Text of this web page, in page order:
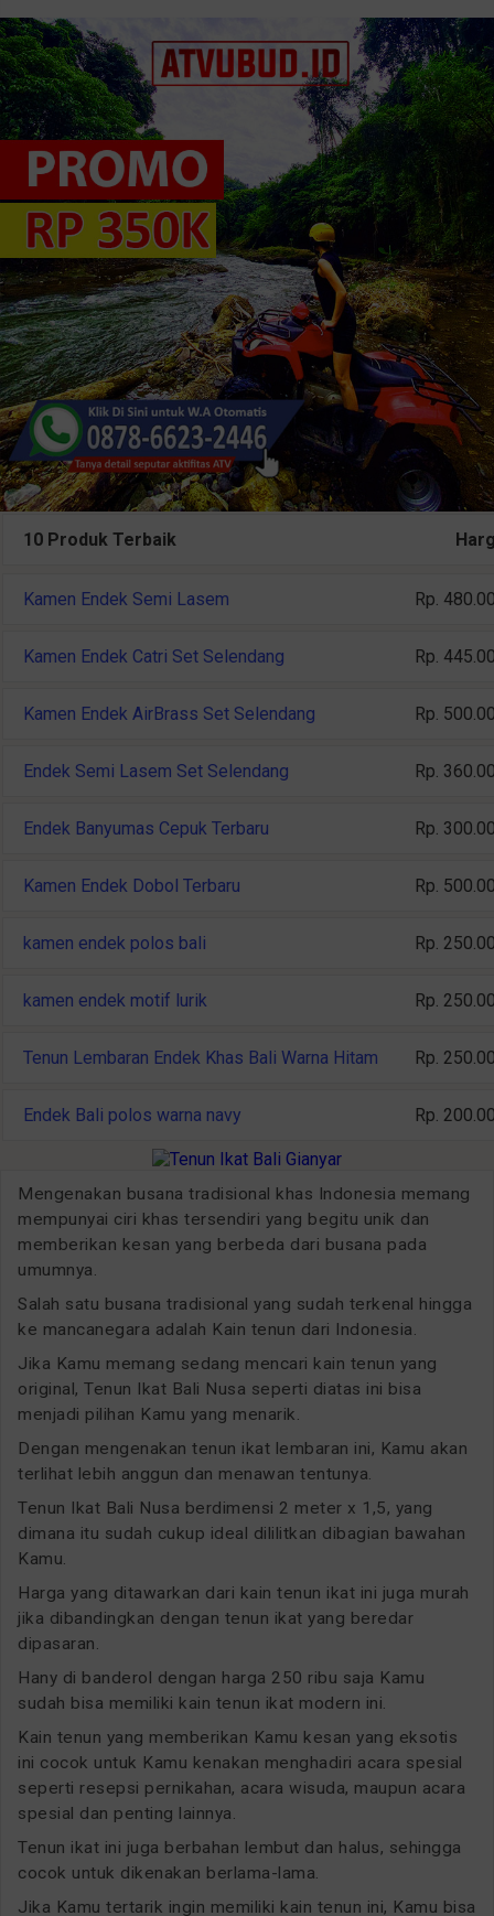
10 Produk Terbaik
Kamen Endek Semi Lasem Rp.
Kamen Endek Catri Set Selendang Rp.
Kamen Endek AirBrass Set Selendang Rp.
Endek Semi Lasem Set Selendang Rp.
Endek Banyumas Cepuk Terbaru Rp.
Kamen Endek Dobol Terbaru Rp.
kamen endek polos bali Rp.
kamen endek motif lurik Rp.
Tenun Lembaran Endek Khas Bali Warna Hitam Rp.
Endek Bali polos warna navy Rp.
Mengenakan busana tradisional khas Indonesia memang
mempunyai ciri khas tersendiri yang begitu unik dan
memberikan kesan yang berbeda dari busana pada
umumnya.
Salah satu busana tradisional yang sudah terkenal hingga
ke mancanegara adalah Kain tenun dari Indonesia.
Jika Kamu memang sedang mencari kain tenun yang
original, Tenun Ikat Bali Nusa seperti diatas ini bisa
menjadi pilihan Kamu yang menarik.
Dengan mengenakan tenun ikat lembaran ini, Kamu akan
terlihat lebih anggun dan menawan tentunya.
Tenun Ikat Bali Nusa berdimensi 2 meter x 1,5, yang
dimana itu sudah cukup ideal dililitkan dibagian bawahan
Kamu.
Harga yang ditawarkan dari kain tenun ikat ini juga murah
jika dibandingkan dengan tenun ikat yang beredar
dipasaran.
Hany di banderol dengan harga 250 ribu saja Kamu
sudah bisa memiliki kain tenun ikat modern ini.
Kain tenun yang memberikan Kamu kesan yang eksotis
ini cocok untuk Kamu kenakan menghadiri acara spesial
seperti resepsi pernikahan, acara wisuda, maupun acara
spesial dan penting lainnya.
Tenun ikat ini juga berbahan lembut dan halus, sehingga
cocok untuk dikenakan berlama-lama.
Jika Kamu tertarik ingin memiliki kain tenun ini, Kamu bisa